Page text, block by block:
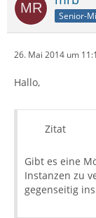
Senior-
26. Mai 2014 um
Hallo,
Zitat
Gibt es eine
Instanzen zu
gegenseitig